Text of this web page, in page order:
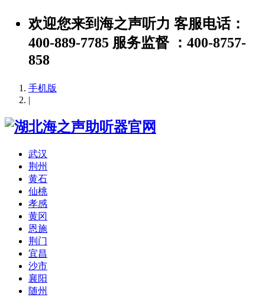
欢迎您来到海之声听力 客服电话：
400-889-7785 服务监督 ：400-8757-
858
手机版
|
武汉
荆州
黄石
仙桃
孝感
黄冈
恩施
荆门
宜昌
沙市
襄阳
随州